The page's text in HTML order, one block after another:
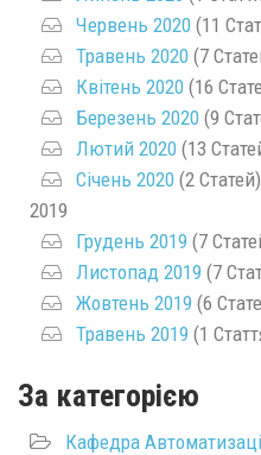
Червень 2020 (11
Травень 2020 (7
Квітень 2020 (16
Березень 2020 (9
Лютий 2020 (13
Січень 2020 (2 Статей)
2019
Грудень 2019 (7
Листопад 2019 (7
Жовтень 2019 (6
Травень 2019 (1
За категорією
Кафедра